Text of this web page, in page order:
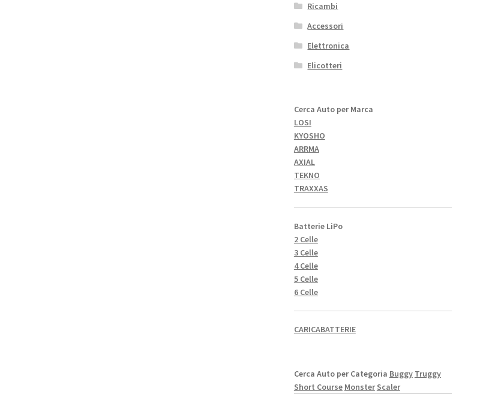
Ricambi
Accessori
Elettronica
Elicotteri
Cerca Auto per Marca
LOSI
KYOSHO
ARRMA
AXIAL
TEKNO
TRAXXAS
Batterie LiPo
2 Celle
3 Celle
4 Celle
5 Celle
6 Celle
CARICABATTERIE
Cerca Auto per Categoria Buggy Truggy
Short Course Monster Scaler